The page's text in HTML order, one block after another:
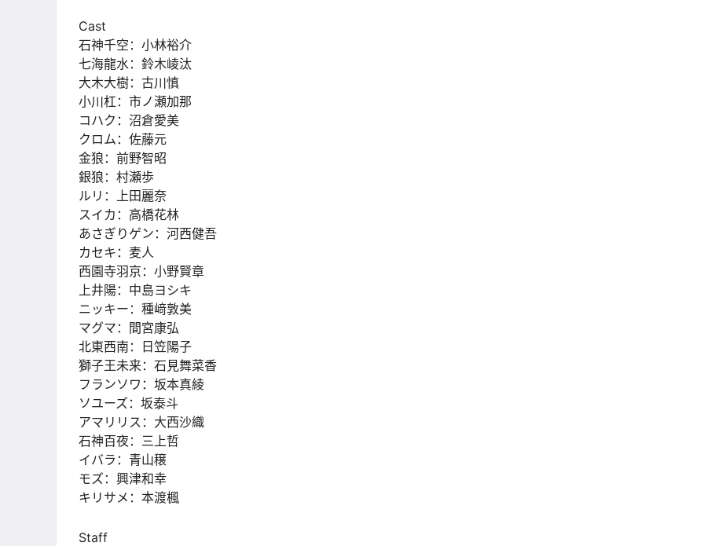
Cast
石神千空：小林裕介
七海龍水：鈴木崚汰
大木大樹：古川慎
小川杠：市ノ瀬加那
コハク：沼倉愛美
クロム：佐藤元
金狼：前野智昭
銀狼：村瀬歩
ルリ：上田麗奈
スイカ：高橋花林
あさぎりゲン：河西健吾
カセキ：麦人
西園寺羽京：小野賢章
上井陽：中島ヨシキ
ニッキー：種﨑敦美
マグマ：間宮康弘
北東西南：日笠陽子
獅子王未来：石見舞菜香
フランソワ：坂本真綾
ソユーズ：坂泰斗
アマリリス：大西沙織
石神百夜：三上哲
イバラ：青山穣
モズ：興津和幸
キリサメ：本渡楓
Staff